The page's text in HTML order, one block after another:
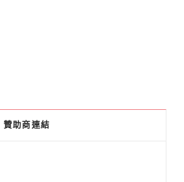
贊助商連結